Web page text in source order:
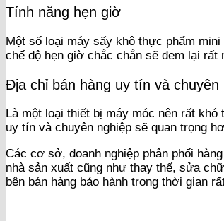
Tính năng hẹn giờ
Một số loại máy sấy khô thực phẩm
chế độ hẹn giờ chắc chắn sẽ đem lại
Địa chỉ bán hàng uy tín và chuyên
Là một loại thiết bị máy móc nên rất
uy tín và chuyên nghiệp sẽ quan trọng
Các cơ sở, doanh nghiệp phân phối
nhà sản xuất cũng như thay thế, sửa
bên bán hàng bảo hành trong thời gian